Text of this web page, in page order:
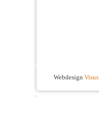
Webdesign Visus